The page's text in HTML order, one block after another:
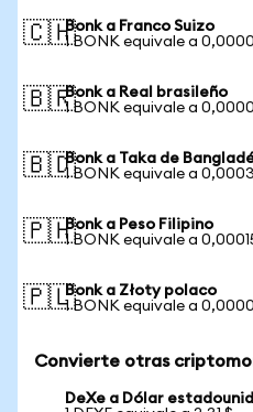
🇨🇭Bonk a Franco Suizo
1 BONK equivale a
🇧🇷Bonk a Real brasileño
1 BONK equivale a
🇧🇩Bonk a Taka de
1 BONK equivale a
🇵🇭Bonk a Peso Filipino
1 BONK equivale a
🇵🇱Bonk a Złoty polaco
1 BONK equivale a
Convierte otras
DeXe a Dólar